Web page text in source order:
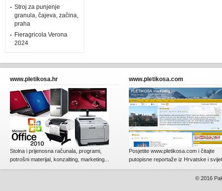
Stroj za punjenje
granula, čajeva, začina,
praha
Fieragricola Verona
2024
www.pletikosa.hr
Stolna i prijenosna računala, programi,
potrošni materijal, konzalting, marketing...
www.pletikosa.com
Posjetite www.pletikosa.com i čitajte
putopisne reportaže iz Hrvatske i
© 2016